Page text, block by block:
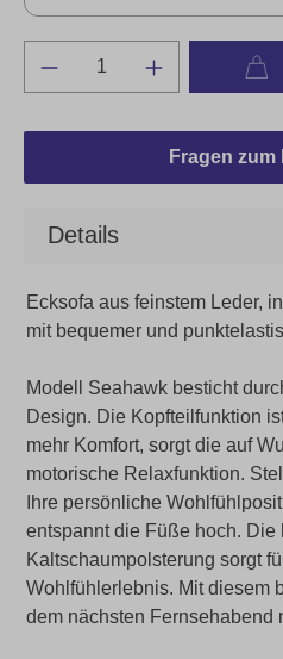
Fragen
Details
Ecksofa aus feinstem Leder,
mit bequemer und
Modell Seahawk besticht
Design. Die Kopfteilfunktion
mehr Komfort, sorgt die auf
motorische Relaxfunktion.
Ihre persönliche
entspannt die Füße hoch. Die
Kaltschaumpolsterung sorgt
Wohlfühlerlebnis. Mit diesem
dem nächsten Fernsehabend